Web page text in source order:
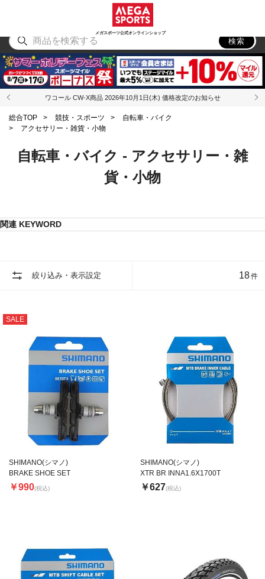
メガスポーツ公式オンラインショップ
アウトドア
検索
ワコール CW-X商品 2026年10月1日(木) 価格改定のお知らせ
総合TOP > 競技・スポーツ >
自転車・バイク
>
アクセサリー・雑貨・小物
自転車・バイク - アクセサリー・雑
貨・小物
関連 KEYWORD
絞り込み・表示設定 18件
SALE
SHIMANO(シマノ)
BRAKE SHOE SET
￥990(税込)
SHIMANO(シマノ)
XTR BR INNA1.6X1700T
￥627(税込)